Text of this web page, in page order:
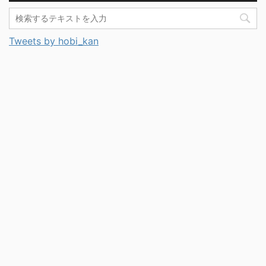
Tweets by hobi_kan